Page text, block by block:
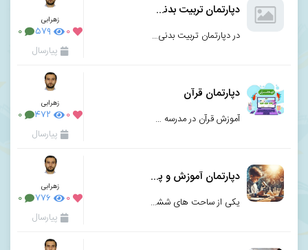
دپارتمان تربیت بدنی و بهداشت
در دپارتمان تربیت بدنی و بهداشت مدرسه حکمت برنامه ریزی جهت تحقق اهداف ساحت تربیت زیستی و بدنی&n
زهرابی
۰ ۵۷۹ ۰
پیارسال
دپارتمان قرآن
آموزش قرآن در مدرسه حکمت علاوه بر یادگیری مهارت های قرائت قرآن کریم مبتنی بر بهره مندی از این منبع ا
زهرابی
۰ ۴۷۲ ۰
پیارسال
دپارتمان آموزش و پژوهش
یکی از ساحت های ششگانه تعلیم و تربیت بر اساس سند تحول بنیادین آموزش و پرورش ساحت تعلیم و تربیت علمی
زهرابی
۰ ۷۷۶ ۰
پیارسال